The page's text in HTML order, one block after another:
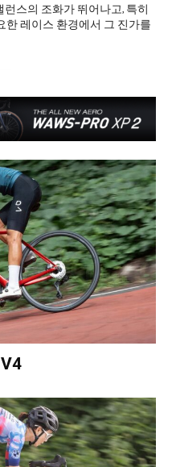
런스의 조화가 뛰어나고, 특히
레이스 환경에서 그 진가를